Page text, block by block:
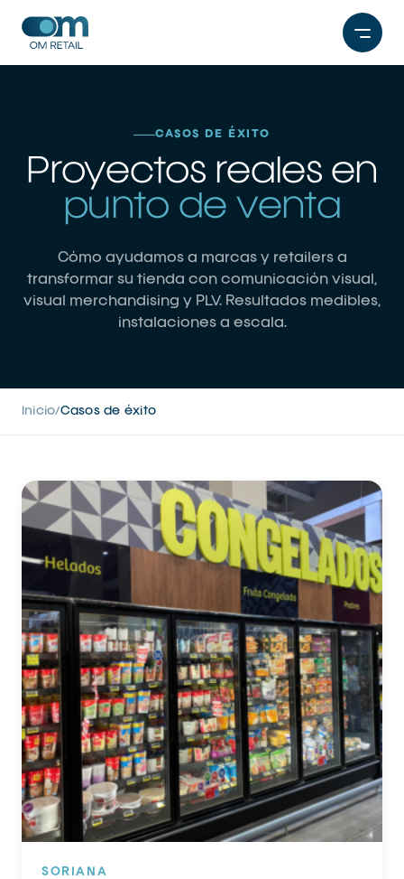
CASOS DE ÉXITO
Proyectos reales en
punto de venta
Cómo ayudamos a marcas y retailers a
transformar su tienda con comunicación visual,
visual merchandising y PLV. Resultados medibles,
instalaciones a escala.
Inicio/Casos de éxito
SORIANA